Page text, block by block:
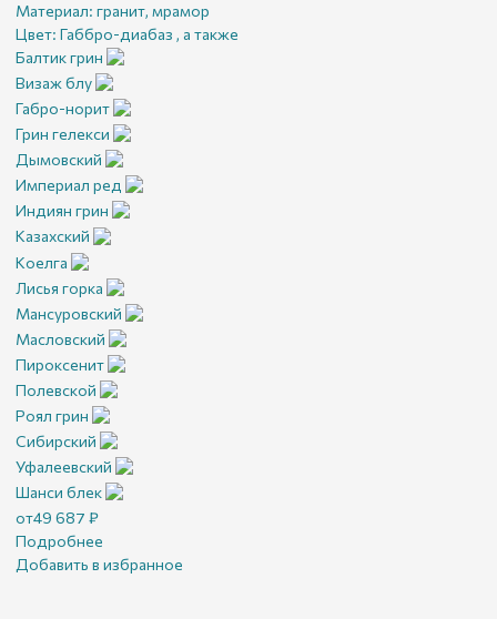
Материал: гранит, мрамор
Цвет: Габбро-диабаз , а также
Балтик грин
Визаж блу
Габро-норит
Грин гелекси
Дымовский
Империал ред
Индиян грин
Казахский
Коелга
Лисья горка
Мансуровский
Масловский
Пироксенит
Полевской
Роял грин
Сибирский
Уфалеевский
Шанси блек
от49 687 ₽
Подробнее
Добавить в избранное